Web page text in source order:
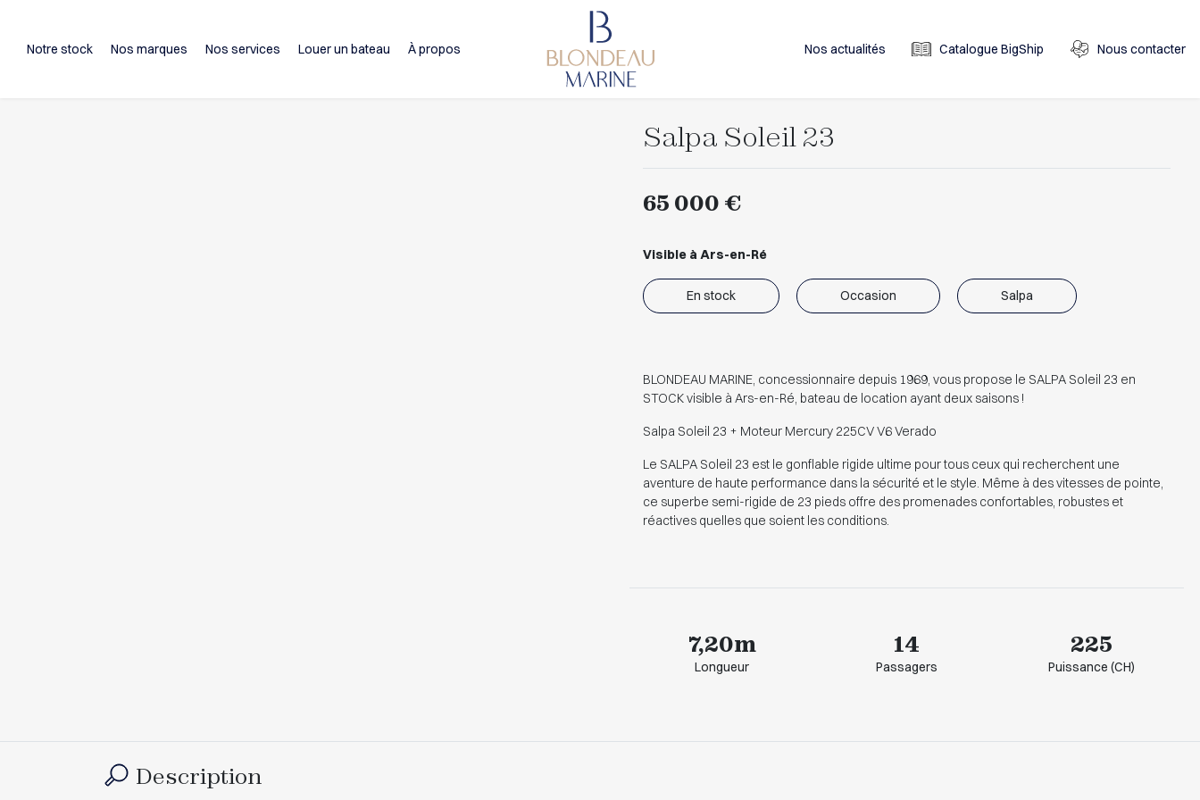
Notre stock Nos marques Nos services Louer un bateau À propos Nos actualités Catalogue BigShip Nous contacter
Salpa Soleil 23
65 000 €
Visible à Ars-en-Ré
En stock Occasion Salpa
BLONDEAU MARINE, concessionnaire depuis 1969, vous propose le SALPA Soleil 23 en
STOCK visible à Ars-en-Ré, bateau de location ayant deux saisons !
Salpa Soleil 23 + Moteur Mercury 225CV V6 Verado
Le SALPA Soleil 23 est le gonflable rigide ultime pour tous ceux qui recherchent une
aventure de haute performance dans la sécurité et le style. Même à des vitesses de pointe,
ce superbe semi-rigide de 23 pieds offre des promenades confortables, robustes et
réactives quelles que soient les conditions.
7,20m
Longueur
14
Passagers
225
Puissance (CH)
Description